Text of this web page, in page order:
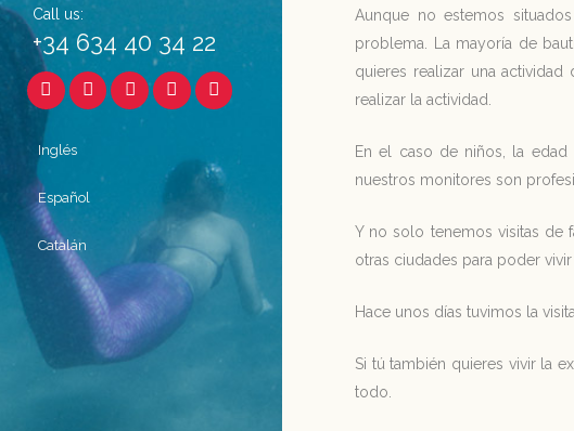
Call us:
+34 634 40 34 22
Inglés
Español
Catalán
Aunque no estemos
problema. La mayoría de
quieres realizar una
realizar la actividad.
En el caso de niños, la
nuestros monitores son
Y no solo tenemos visitas de
otras ciudades para poder vivir
Hace unos días tuvimos la
Si tú también quieres vivir la
todo.